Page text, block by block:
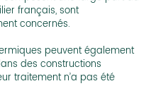
français, sont
concernés.
peuvent également
des constructions
traitement n’a pas été